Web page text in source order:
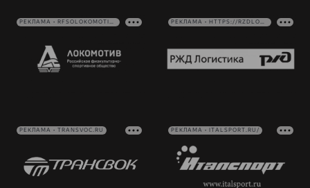
РЕКЛАМА • RFSOLOKOMOTIV.RU РЕКЛАМА • HTTPS://RZDLOG.RU/
РЕКЛАМА • TRANSVOC.RU РЕКЛАМА • ITALSPORT.RU/